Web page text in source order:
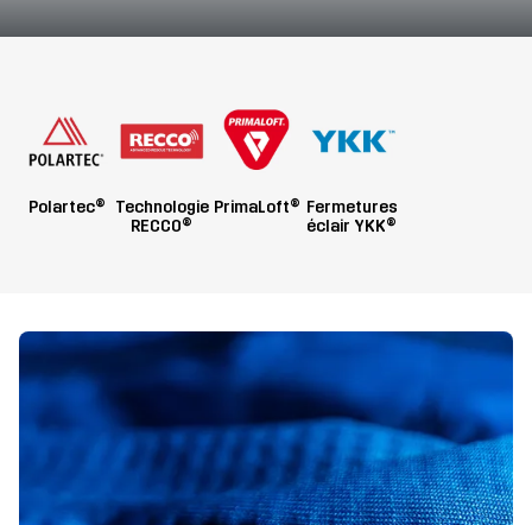
Polartec® Technologie
RECCO®
PrimaLoft® Fermetures
éclair YKK®